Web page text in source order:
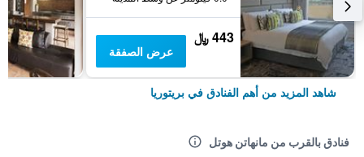
443 ﷼
عرض الصفقة
شاهد المزيد من أهم الفنادق في بريتوريا
فنادق بالقرب من مانهاتن هوتل